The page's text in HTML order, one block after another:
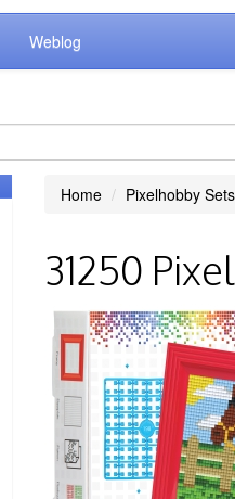
Weblog
Home Pixelhobby
31250